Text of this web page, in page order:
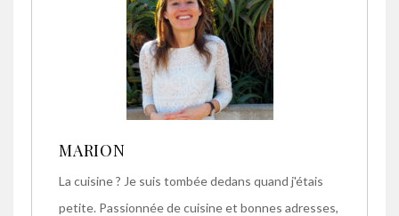
MARION
La cuisine ? Je suis tombée dedans quand j'étais
petite. Passionnée de cuisine et bonnes adresses,